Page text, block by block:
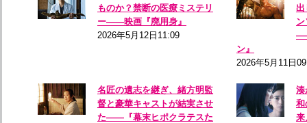
ものか？禁断の医療ミステリ
ー――映画『廃用身』
2026年5月12日11:09
出
ン』
2026年5月11日
名匠の遺志を継ぎ、緒方明監
督と豪華キャストが結実させ
た――『幕末ヒポクラテスた
湊
和
来